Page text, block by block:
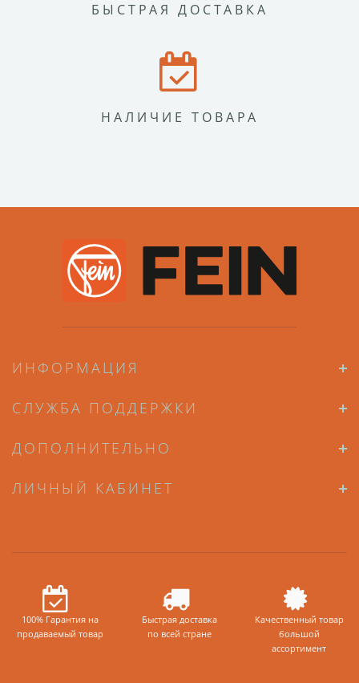
БЫСТРАЯ ДОСТАВКА
НАЛИЧИЕ ТОВАРА
ИНФОРМАЦИЯ
СЛУЖБА ПОДДЕРЖКИ
ДОПОЛНИТЕЛЬНО
ЛИЧНЫЙ КАБИНЕТ
100% Гарантия на
продаваемый товар
Быстрая доставка
по всей стране
Качественный товар
большой
ассортимент